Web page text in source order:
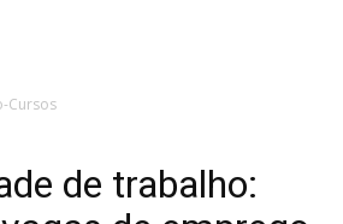
Cursos
de trabalho: